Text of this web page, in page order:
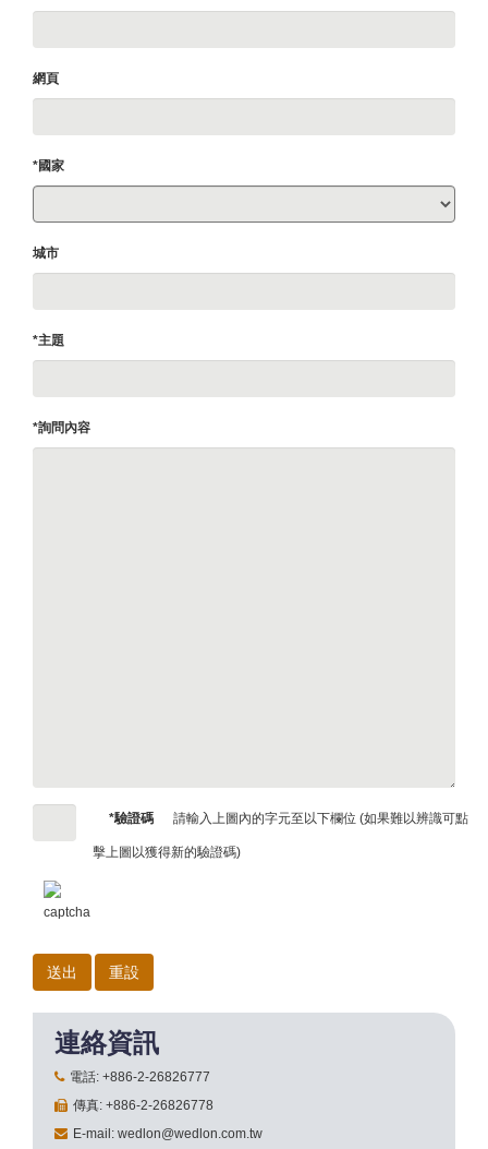
網頁
*國家
城市
*主題
*詢問內容
*驗證碼 請輸入上圖內的字元至以下欄位 (如果難以辨識可點
擊上圖以獲得新的驗證碼)
連絡資訊
電話: +886-2-26826777
傳真: +886-2-26826778
E-mail: wedlon@wedlon.com.tw